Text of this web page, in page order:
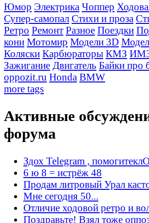
Юмор Электрика Чоппер
Супер-самопал Стихи и проза
Ретро Ремонт Разное Поездки
кони Мотомир Модели 3D
Коляски Карбюраторы КМЗ
Зажигание Двигатель Байки про
oppozit.ru Honda BMW
more tags
Активные
форума
Здох Telegram ,
6 ю 8 = истрёж 48
Продам литровый Урал
Мне сегодня 50...
Отличие ходовой ретро и
Поздравьте! Взял тоже